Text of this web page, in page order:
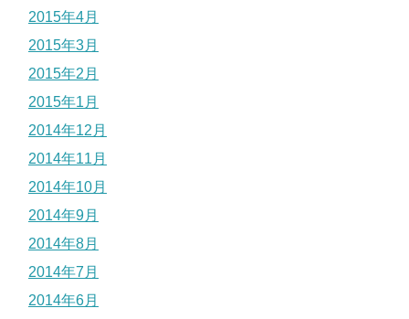
2015年4月
2015年3月
2015年2月
2015年1月
2014年12月
2014年11月
2014年10月
2014年9月
2014年8月
2014年7月
2014年6月